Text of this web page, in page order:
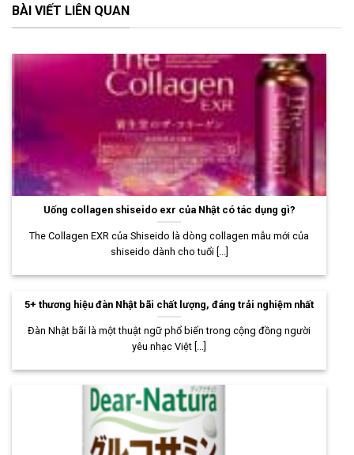
BÀI VIẾT LIÊN QUAN
Uống collagen shiseido exr của Nhật có tác dụng gì?
The Collagen EXR của Shiseido là dòng collagen mẫu mới của
shiseido dành cho tuổi [...]
5+ thương hiệu đàn Nhật bãi chất lượng, đáng trải nghiệm nhất
Đàn Nhật bãi là một thuật ngữ phổ biến trong cộng đồng người
yêu nhạc Việt [...]